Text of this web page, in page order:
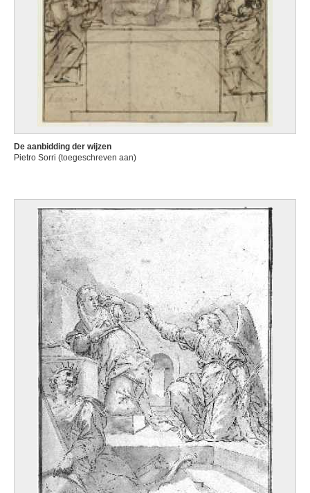
De aanbidding der wijzen
Pietro Sorri (toegeschreven aan)